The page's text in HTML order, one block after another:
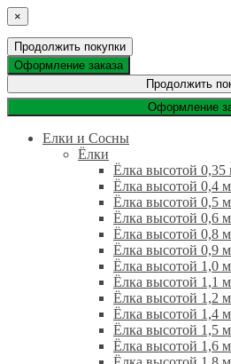
×
Продолжить покупки
Оформление заказа
Продолжить
Оформление
Елки и Сосны
Ёлки
Ёлка высотой 0,35
Ёлка высотой 0,4
Ёлка высотой 0,5
Ёлка высотой 0,6
Ёлка высотой 0,8
Ёлка высотой 0,9
Ёлка высотой 1,0
Ёлка высотой 1,1
Ёлка высотой 1,2
Ёлка высотой 1,4
Ёлка высотой 1,5
Ёлка высотой 1,6